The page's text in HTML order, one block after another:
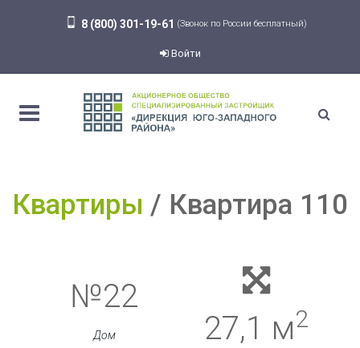
8 (800) 301-19-61 (Звонок по России бесплатный)
Войти
Квартиры Квартира 110
№22
Дом 27,1 м2